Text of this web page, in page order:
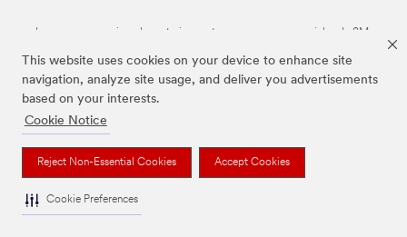
This website uses cookies on your device to enhance site
navigation, analyze site usage, and deliver you advertisements
based on your interests.
Cookie Notice
Reject Non-Essential Cookies Accept Cookies
Cookie Preferences
Las marcas mencionadas anteriormente son marcas comerciales de 3M.